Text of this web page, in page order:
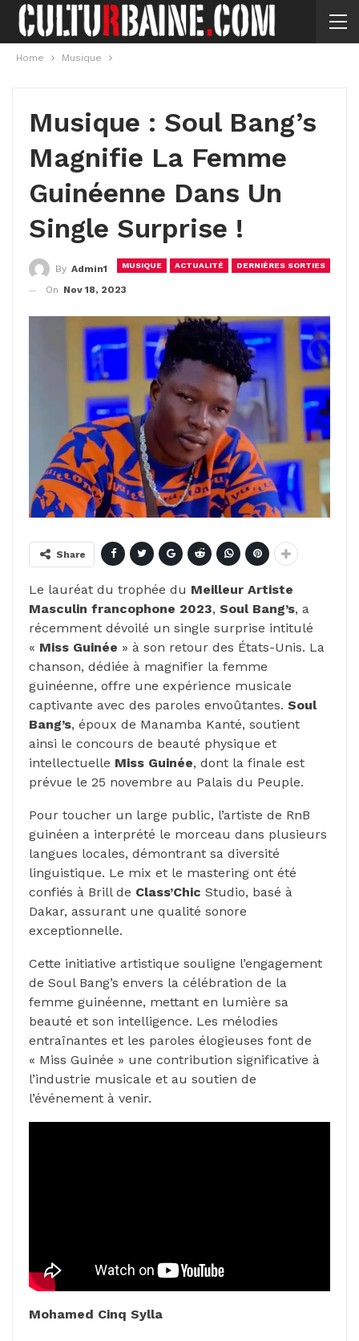
Home Musique
Musique : Soul Bang’s
Magnifie La Femme
Guinéenne Dans Un
Single Surprise !
MUSIQUE ACTUALITÉ DERNIÈRES SORTIES
By Admin1
On Nov 18, 2023
Share
Le lauréat du trophée du Meilleur Artiste
Masculin francophone 2023, Soul Bang’s, a
récemment dévoilé un single surprise intitulé
« Miss Guinée » à son retour des États-Unis. La
chanson, dédiée à magnifier la femme
guinéenne, offre une expérience musicale
captivante avec des paroles envoûtantes. Soul
Bang’s, époux de Manamba Kanté, soutient
ainsi le concours de beauté physique et
intellectuelle Miss Guinée, dont la finale est
prévue le 25 novembre au Palais du Peuple.
Pour toucher un large public, l’artiste de RnB
guinéen a interprété le morceau dans plusieurs
langues locales, démontrant sa diversité
linguistique. Le mix et le mastering ont été
confiés à Brill de Class’Chic Studio, basé à
Dakar, assurant une qualité sonore
exceptionnelle.
Cette initiative artistique souligne l’engagement
de Soul Bang’s envers la célébration de la
femme guinéenne, mettant en lumière sa
beauté et son intelligence. Les mélodies
entraînantes et les paroles élogieuses font de
« Miss Guinée » une contribution significative à
l’industrie musicale et au soutien de
l’événement à venir.
Mohamed Cinq Sylla